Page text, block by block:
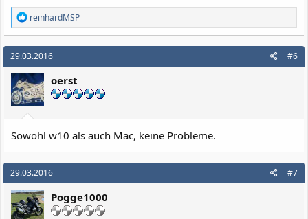
R
e
a
k
t
i
o
n
e
n
reinhardMSP
29.03.2016 #6
oerst
Sowohl w10 als auch Mac, keine Probleme.
29.03.2016 #7
Pogge1000